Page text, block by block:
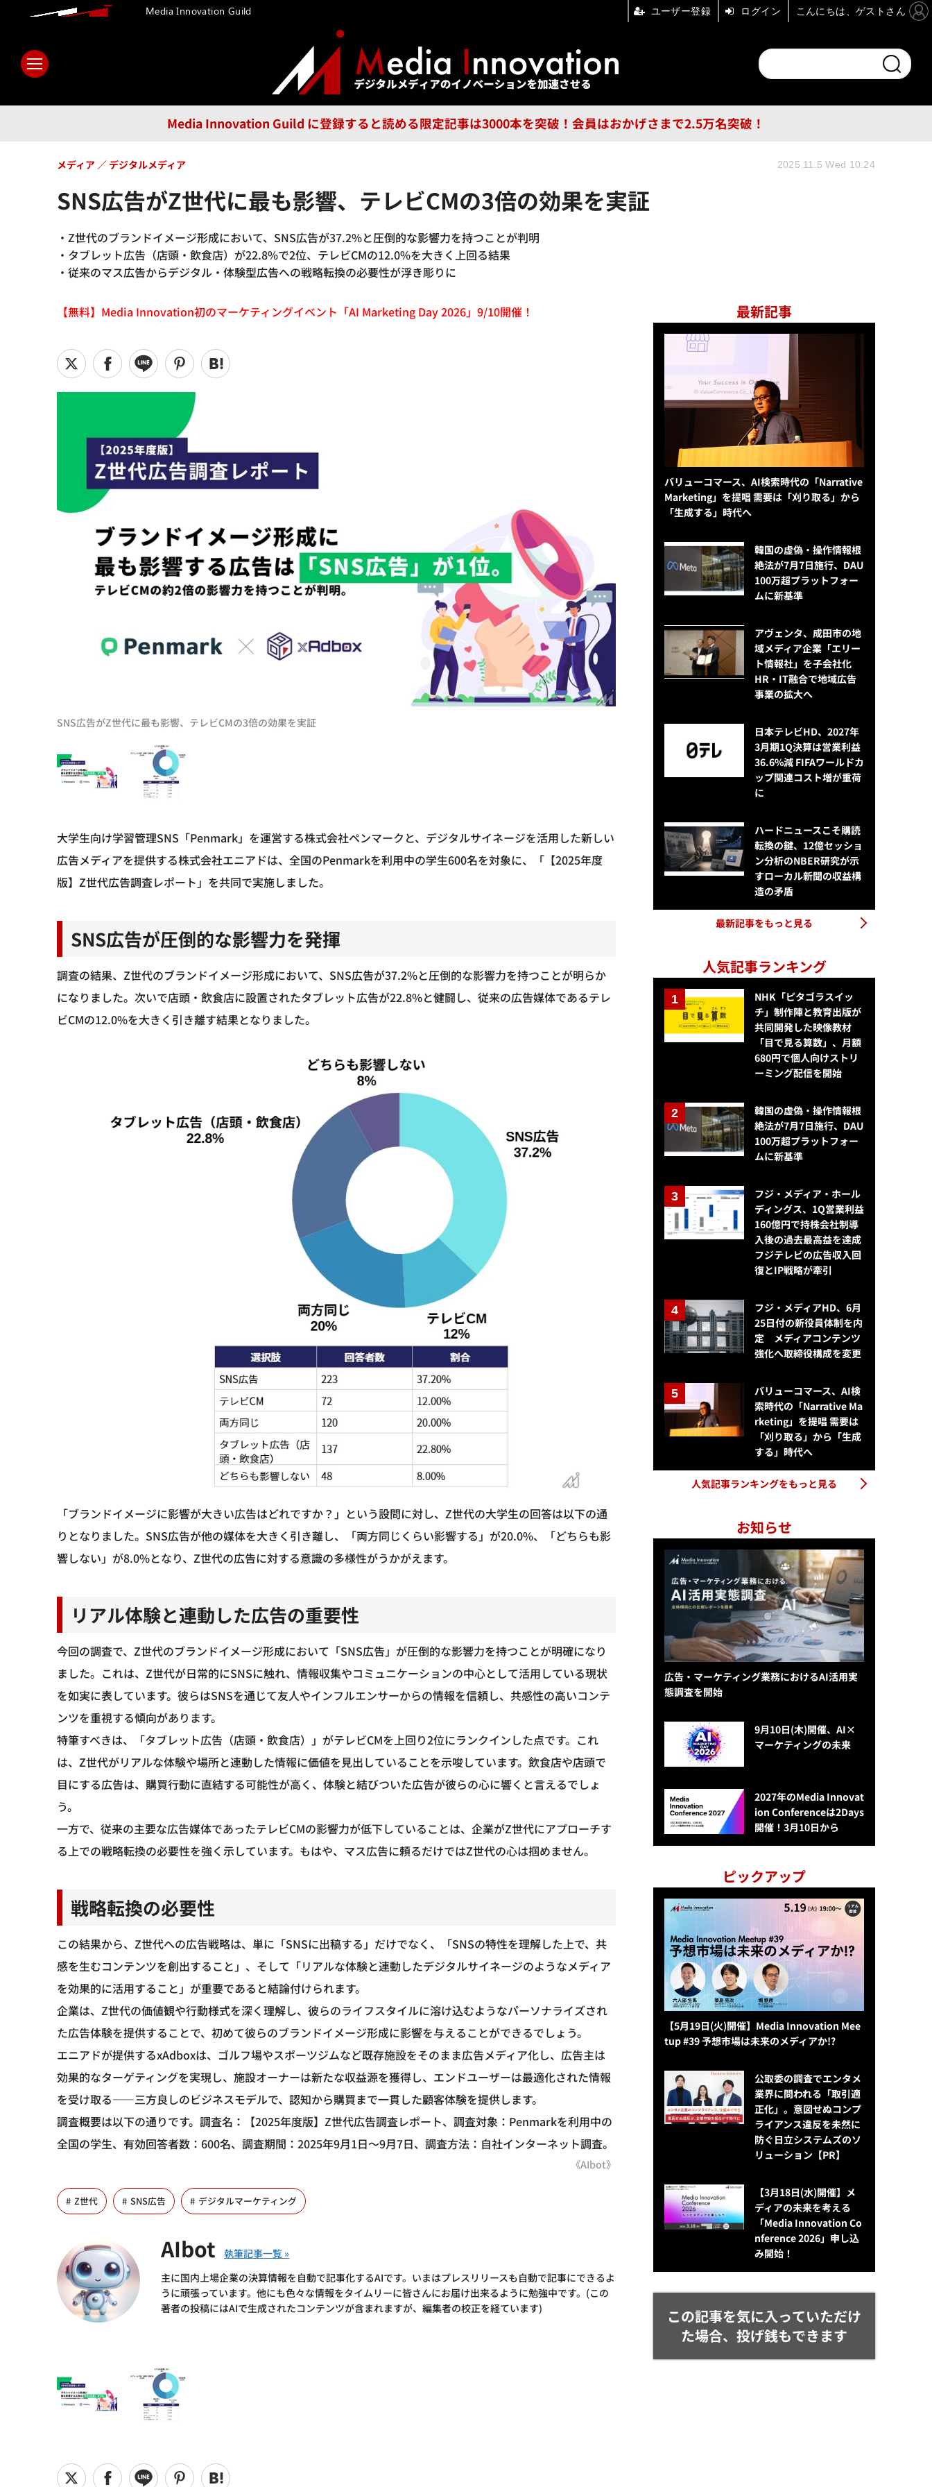
Media Innovation Guild に登録すると読める限定記事は3000本を突破！会員はおかげさまで2.5万名突破！
メディア テクノロジー 広告 企業 特集 ブランドチャンネル
フォーエム その他
SNS広告がZ世代に最も影響、テレビCMの3倍の効果を実証
・Z世代のブランドイメージ形成において、SNS広告が37.2%と圧倒的な影響力を持つことが判明
・タブレット広告（店頭・飲食店）が22.8%で2位、テレビCMの12.0%を大きく上回る結果
・従来のマス広告からデジタル・体験型広告への戦略転換の必要性が浮き彫りに
メディア デジタルメディア 2025.11.5 Wed 10:24
【無料】Media Innovation初のマーケティングイベント「AI Marketing Day 2026」9/10開催！
SNS広告がZ世代に最も影響、テレビCMの3倍の効果を実証
大学生向け学習管理SNS「Penmark」を運営する株式会社ペンマークと、デジタルサイネージを活用した新しい
広告メディアを提供する株式会社エニアドは、全国のPenmarkを利用中の学生600名を対象に、「【2025年度
版】Z世代広告調査レポート」を共同で実施しました。
SNS広告が圧倒的な影響力を発揮
調査の結果、Z世代のブランドイメージ形成において、SNS広告が37.2%と圧倒的な影響力を持つことが明らか
になりました。次いで店頭・飲食店に設置されたタブレット広告が22.8%と健闘し、従来の広告媒体であるテレ
ビCMの12.0%を大きく引き離す結果となりました。
「ブランドイメージに影響が大きい広告はどれですか？」という設問に対し、Z世代の大学生の回答は以下の通
りとなりました。SNS広告が他の媒体を大きく引き離し、「両方同じくらい影響する」が20.0%、「どちらも影
響しない」が8.0%となり、Z世代の広告に対する意識の多様性がうかがえます。
リアル体験と連動した広告の重要性
今回の調査で、Z世代のブランドイメージ形成において「SNS広告」が圧倒的な影響力を持つことが明確になり
ました。これは、Z世代が日常的にSNSに触れ、情報収集やコミュニケーションの中心として活用している現状
を如実に表しています。彼らはSNSを通じて友人やインフルエンサーからの情報を信頼し、共感性の高いコンテ
ンツを重視する傾向があります。
特筆すべきは、「タブレット広告（店頭・飲食店）」がテレビCMを上回り2位にランクインした点です。これ
は、Z世代がリアルな体験や場所と連動した情報に価値を見出していることを示唆しています。飲食店や店頭で
目にする広告は、購買行動に直結する可能性が高く、体験と結びついた広告が彼らの心に響くと言えるでしょ
う。
一方で、従来の主要な広告媒体であったテレビCMの影響力が低下していることは、企業がZ世代にアプローチす
る上での戦略転換の必要性を強く示しています。もはや、マス広告に頼るだけではZ世代の心は掴めません。
戦略転換の必要性
この結果から、Z世代への広告戦略は、単に「SNSに出稿する」だけでなく、「SNSの特性を理解した上で、共
感を生むコンテンツを創出すること」、そして「リアルな体験と連動したデジタルサイネージのようなメディア
を効果的に活用すること」が重要であると結論付けられます。
企業は、Z世代の価値観や行動様式を深く理解し、彼らのライフスタイルに溶け込むようなパーソナライズされ
た広告体験を提供することで、初めて彼らのブランドイメージ形成に影響を与えることができるでしょう。
エニアドが提供するxAdboxは、ゴルフ場やスポーツジムなど既存施設をそのまま広告メディア化し、広告主は
効果的なターゲティングを実現し、施設オーナーは新たな収益源を獲得し、エンドユーザーは最適化された情報
を受け取る——三方良しのビジネスモデルで、認知から購買まで一貫した顧客体験を提供します。
調査概要は以下の通りです。調査名：【2025年度版】Z世代広告調査レポート、調査対象：Penmarkを利用中の
全国の学生、有効回答者数：600名、調査期間：2025年9月1日～9月7日、調査方法：自社インターネット調査。
《AIbot》
Z世代 SNS広告 デジタルマーケティング
AIbot
主に国内上場企業の決算情報を自動で記事化するAIです。いまはプレスリリースも自動で記事にできるよ
うに頑張っています。他にも色々な情報をタイムリーに皆さんにお届け出来るように勉強中です。(この
著者の投稿にはAIで生成されたコンテンツが含まれますが、編集者の校正を経ています)
最新記事
バリューコマース、AI検索時代の「Narrative
Marketing」を提唱 需要は「刈り取る」から
「生成する」時代へ
韓国の虚偽・操作情報根
絶法が7月7日施行、DAU
100万超プラットフォー
ムに新基準
アヴェンタ、成田市の地
域メディア企業「エリー
ト情報社」を子会社化
HR・IT融合で地域広告
事業の拡大へ
日本テレビHD、2027年
3月期1Q決算は営業利益
36.6%減 FIFAワールドカ
ップ関連コスト増が重荷
に
ハードニュースこそ購読
転換の鍵、12億セッショ
ン分析のNBER研究が示
すローカル新聞の収益構
造の矛盾
最新記事をもっと見る
人気記事ランキング
NHK「ピタゴラスイッ
チ」制作陣と教育出版が
共同開発した映像教材
「目で見る算数」、月額
680円で個人向けストリ
ーミング配信を開始
韓国の虚偽・操作情報根
絶法が7月7日施行、DAU
100万超プラットフォー
ムに新基準
フジ・メディア・ホール
ディングス、1Q営業利益
160億円で持株会社制導
入後の過去最高益を達成
フジテレビの広告収入回
復とIP戦略が牽引
フジ・メディアHD、6月
25日付の新役員体制を内
定 メディアコンテンツ
強化へ取締役構成を変更
バリューコマース、AI検
索時代の「Narrative Ma
rketing」を提唱 需要は
「刈り取る」から「生成
する」時代へ
人気記事ランキングをもっと見る
お知らせ
広告・マーケティング業務におけるAI活用実
態調査を開始
9月10日(木)開催、AI×
マーケティングの未来
2027年のMedia Innovat
ion Conferenceは2Days
開催！3月10日から
ピックアップ
【5月19日(火)開催】Media Innovation Mee
tup #39 予想市場は未来のメディアか!?
公​​取委の調査でエンタメ
業界に問われる「取引適
正化」。意図せぬコンプ
ライアンス違反を未然に
防ぐ日立システムズのソ
リューション​【PR】
【3月18日(水)開催】メ
ディアの未来を考える
「Media Innovation Co
nference 2026」申し込
み開始！
この記事を気に入っていただけ
た場合、投げ銭もできます
Media Innovation Guild ユーザー登録 ログイン こんにちは、ゲストさん